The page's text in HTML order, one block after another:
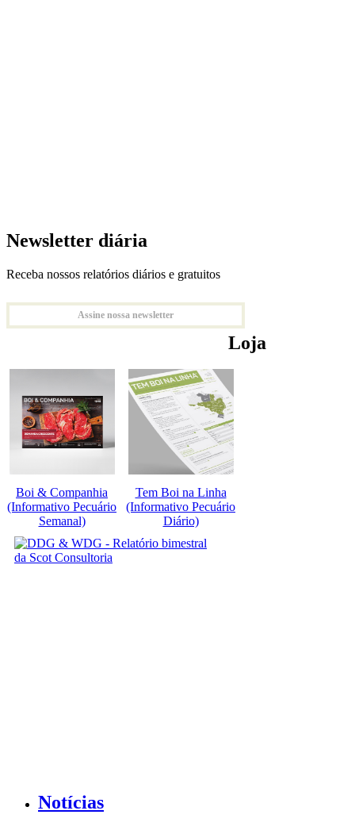
Newsletter diária
Receba nossos relatórios diários e gratuitos
Assine nossa newsletter
Loja
Boi & Companhia
(Informativo Pecuário
Semanal)
Tem Boi na Linha
(Informativo Pecuário
Diário)
Notícias